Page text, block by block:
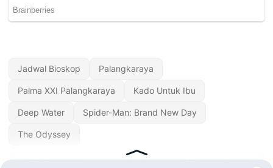
Jadwal Bioskop Palangkaraya
Palma XXI Palangkaraya Kado Untuk Ibu
Deep Water Spider-Man: Brand New Day
The Odyssey